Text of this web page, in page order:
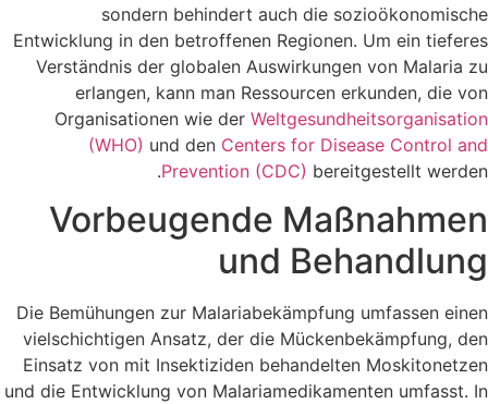
sondern behindert auch die sozioökonomische
Entwicklung in den betroffenen Regionen. Um ein tieferes
Verständnis der globalen Auswirkungen von Malaria zu
erlangen, kann man Ressourcen erkunden, die von
Organisationen wie der Weltgesundheitsorganisation
(WHO) und den Centers for Disease Control and
Prevention (CDC) bereitgestellt werden.
Vorbeugende Maßnahmen
und Behandlung
Die Bemühungen zur Malariabekämpfung umfassen einen
vielschichtigen Ansatz, der die Mückenbekämpfung, den
Einsatz von mit Insektiziden behandelten Moskitonetzen
und die Entwicklung von Malariamedikamenten umfasst. In